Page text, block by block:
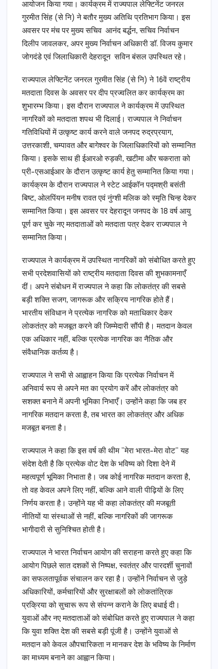
आयोजन किया गया। कार्यक्रम में राज्यपाल लेफ्टिनेंट जनरल
गुरमीत सिंह (से नि) ने बतौर मुख्य अतिथि प्रतिभाग किया। इस
अवसर पर मंच पर मुख्य सचिव आनंद बर्द्धन, सचिव निर्वाचन
दिलीप जावलकर, अपर मुख्य निर्वाचन अधिकारी डॉ. विजय कुमार
जोगदंडे एवं जिलाधिकारी देहरादून सविन बंसल उपस्थित रहे।
राज्यपाल लेफ्टिनेंट जनरल गुरमीत सिंह (से नि) ने 16वें राष्ट्रीय
मतदाता दिवस के अवसर पर दीप प्रज्वलित कर कार्यक्रम का
शुभारम्भ किया। इस दौरान राज्यपाल ने कार्यक्रम में उपस्थित
नागरिकों को मतदाता शपथ भी दिलाई। राज्यपाल ने निर्वाचन
गतिविधियों में उत्कृष्ट कार्य करने वाले जनपद रुद्रप्रयाग,
उत्तरकाशी, चम्पावत और बागेश्वर के जिलाधिकारियों को सम्मानित
किया। इसके साथ ही ईआरओ रुड़की, खटीमा और चकराता को
प्री-एसआईआर के दौरान उत्कृष्ट कार्य हेतु सम्मानित किया गया।
कार्यक्रम के दौरान राज्यपाल ने स्टेट आईकॉन पद्मश्री बसंती
बिष्ट, ओलपिंयन मनीष रावत एवं नुंग्शी मलिक को स्मृति चिन्ह देकर
सम्मानित किया। इस अवसर पर देहरादून जनपद के 18 वर्ष आयु
पूर्ण कर चुके नए मतदाताओं को मतदाता पत्र देकर राज्यपाल ने
सम्मानित किया।
राज्यपाल ने कार्यक्रम में उपस्थित नागरिकों को संबोधित करते हुए
सभी प्रदेशवासियों को राष्ट्रीय मतदाता दिवस की शुभकामनाएँ
दीं। अपने संबोधन में राज्यपाल ने कहा कि लोकतंत्र की सबसे
बड़ी शक्ति सजग, जागरूक और सक्रिय नागरिक होते हैं।
भारतीय संविधान ने प्रत्येक नागरिक को मताधिकार देकर
लोकतंत्र को मजबूत करने की जिम्मेदारी सौंपी है। मतदान केवल
एक अधिकार नहीं, बल्कि प्रत्येक नागरिक का नैतिक और
संवैधानिक कर्तव्य है।
राज्यपाल ने सभी से आह्वाहन किया कि प्रत्येक निर्वाचन में
अनिवार्य रूप से अपने मत का प्रयोग करें और लोकतंत्र को
सशक्त बनाने में अपनी भूमिका निभाएँ। उन्होंने कहा कि जब हर
नागरिक मतदान करता है, तब भारत का लोकतंत्र और अधिक
मजबूत बनता है।
राज्यपाल ने कहा कि इस वर्ष की थीम ”मेरा भारत-मेरा वोट” यह
संदेश देती है कि प्रत्येक वोट देश के भविष्य को दिशा देने में
महत्वपूर्ण भूमिका निभाता है। जब कोई नागरिक मतदान करता है,
तो वह केवल अपने लिए नहीं, बल्कि आने वाली पीढ़ियों के लिए
निर्णय करता है। उन्होंने यह भी कहा लोकतंत्र की मजबूती
नीतियों या संस्थाओं से नहीं, बल्कि नागरिकों की जागरूक
भागीदारी से सुनिश्चित होती है।
राज्यपाल ने भारत निर्वाचन आयोग की सराहना करते हुए कहा कि
आयोग पिछले सात दशकों से निष्पक्ष, स्वतंत्र और पारदर्शी चुनावों
का सफलतापूर्वक संचालन कर रहा है। उन्होंने निर्वाचन से जुड़े
अधिकारियों, कर्मचारियों और सुरक्षाबलों को लोकतांत्रिक
प्रक्रिया को सुचारू रूप से संपन्न कराने के लिए बधाई दी।
युवाओं और नए मतदाताओं को संबोधित करते हुए राज्यपाल ने कहा
कि युवा शक्ति देश की सबसे बड़ी पूंजी है। उन्होंने युवाओं से
मतदान को केवल औपचारिकता न मानकर देश के भविष्य के निर्माण
का माध्यम बनाने का आह्वान किया।